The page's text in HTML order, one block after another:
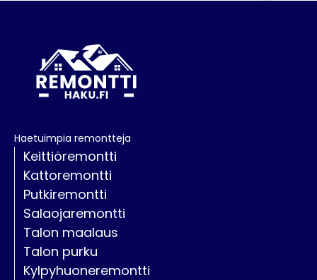
Haetuimpia remontteja
Keittiöremontti
Kattoremontti
Putkiremontti
Salaojaremontti
Talon maalaus
Talon purku
Kylpyhuoneremontti